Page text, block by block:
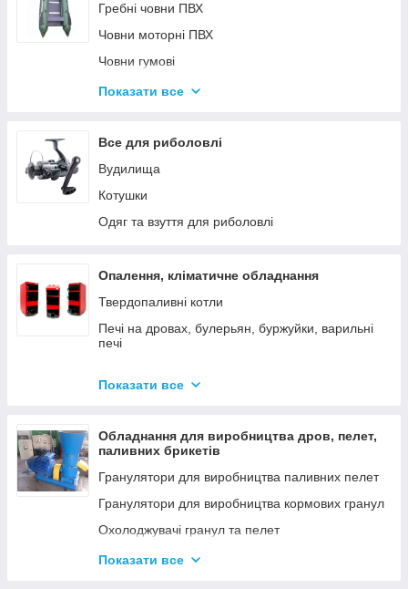
Гребні човни ПВХ
Човни моторні ПВХ
Човни гумові
Надувні байдарки
Тюбінг
Страхувальні жилети
Човники ΩMega
Лодки Grif boat
Показати все
Все для риболовлі
Вудилища
Котушки
Одяг та взуття для риболовлі
Опалення, кліматичне обладнання
Твердопаливні котли
Печі на дровах, булерьян, буржуйки, варильні
печі
Котли електричні
Газові котли
Аксесуари для твердопаливних котлів
Показати все
Обладнання для виробництва дров, пелет,
паливних брикетів
Гранулятори для виробництва паливних пелет
Гранулятори для виробництва кормових гранул
Охолоджувачі гранул та пелет
Подрібнювачі
Показати все